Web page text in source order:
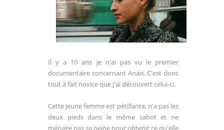
Il y a 10 ans je n'ai pas vu le premier
documentaire concernant Anaïs. C'est donc
tout à fait novice que j'ai découvert celui-ci.
Cette jeune femme est pétillante, n'a pas les
deux pieds dans le même sabot et ne
ménage pas sa peine pour obtenir ce qu'elle